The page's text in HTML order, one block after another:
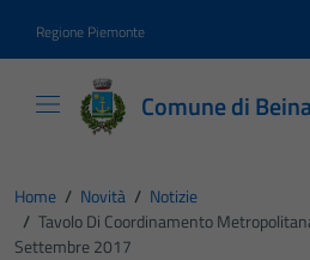
Regione Piemonte
Comune di
Home / Novità / Notizie
/ Tavolo Di Coordinamento
Settembre 2017